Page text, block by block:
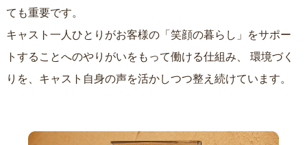
ても重要です。
キャスト一人ひとりがお客様の「笑顔の暮らし」をサポー
トすることへのやりがいをもって働ける仕組み、
りを、キャスト自身の声を活かしつつ整え続けています。